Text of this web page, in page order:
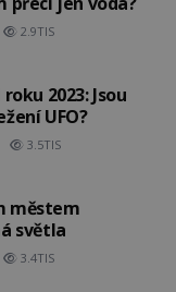
2.9TIS
2023: Jsou
UFO?
3.5TIS
městem
světla
3.4TIS